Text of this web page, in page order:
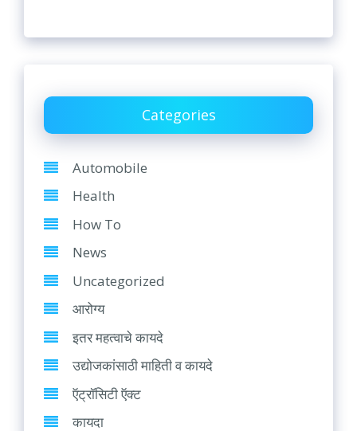
Categories
Automobile
Health
How To
News
Uncategorized
आरोग्य
इतर महत्वाचे कायदे
उद्योजकांसाठी माहिती व कायदे
ऍट्रॉसिटी ऍक्ट
कायदा